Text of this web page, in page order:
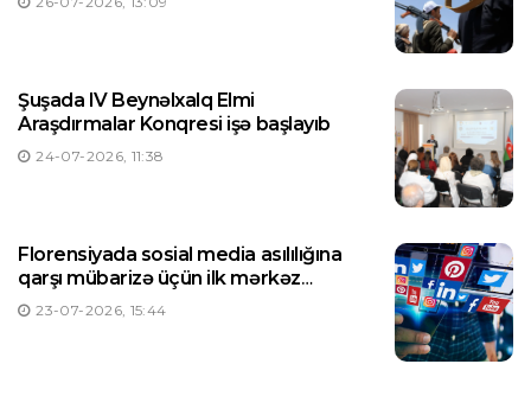
Şuşada IV Beynəlxalq Elmi
Araşdırmalar Konqresi işə başlayıb
24-07-2026, 11:38
Florensiyada sosial media asılılığına
qarşı mübarizə üçün ilk mərkəz
yaradılıb
23-07-2026, 15:44